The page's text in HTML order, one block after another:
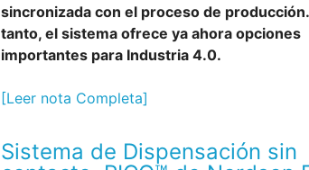
sincronizada con el proceso de
tanto, el sistema ofrece ya ahora opciones
importantes para Industria 4.0.
[Leer nota Completa]
Sistema de Dispensación sin